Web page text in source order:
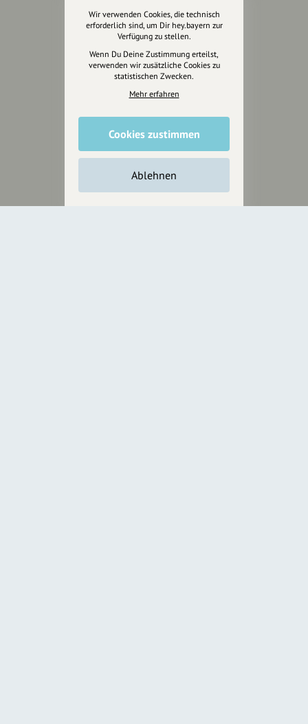
Unterstütze
unsere Plattform
hey.bayern ist ein Projekt von
uns für unsere Region und
für alle, die uns besuchen
Inhalte vorschlagen
Wir verwenden Cookies, die technisch
erforderlich sind, um Dir hey.bayern zur
Verfügung zu stellen.
Wenn Du Deine Zustimmung erteilst,
verwenden wir zusätzliche Cookies zu
statistischen Zwecken.
Mehr erfahren
Cookies zustimmen
Ablehnen